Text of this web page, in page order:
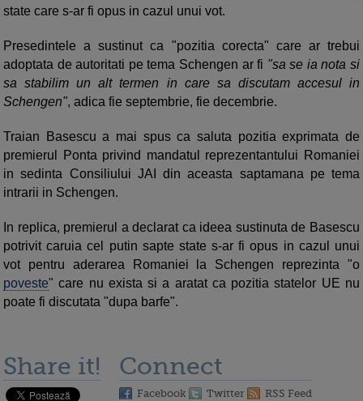
state care s-ar fi opus in cazul unui vot.
Presedintele a sustinut ca "pozitia corecta" care ar trebui
adoptata de autoritati pe tema Schengen ar fi "sa se ia nota si
sa stabilim un alt termen in care sa discutam accesul in
Schengen", adica fie septembrie, fie decembrie.
Traian Basescu a mai spus ca saluta pozitia exprimata de
premierul Ponta privind mandatul reprezentantului Romaniei
in sedinta Consiliului JAI din aceasta saptamana pe tema
intrarii in Schengen.
In replica, premierul a declarat ca ideea sustinuta de Basescu
potrivit caruia cel putin sapte state s-ar fi opus in cazul unui
vot pentru aderarea Romaniei la Schengen reprezinta "o
poveste" care nu exista si a aratat ca pozitia statelor UE nu
poate fi discutata "dupa barfe".
Share it! Connect
Facebook Twitter RSS Feed